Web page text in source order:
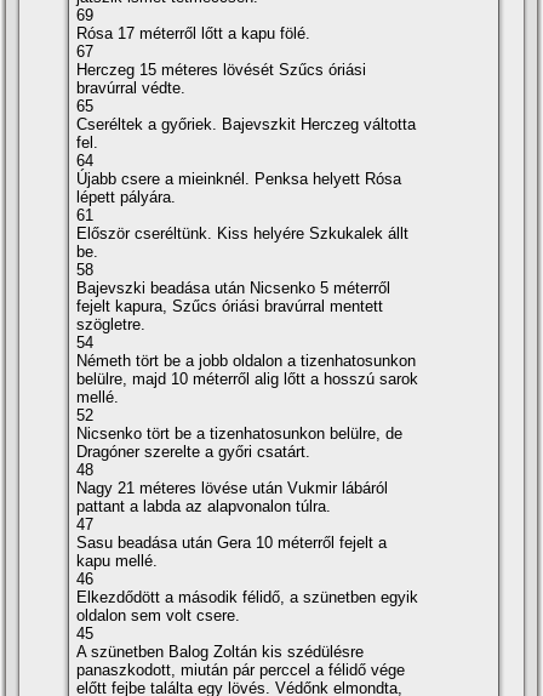
69
Rósa 17 méterről lőtt a kapu fölé.
67
Herczeg 15 méteres lövését Szűcs óriási
bravúrral védte.
65
Cseréltek a győriek. Bajevszkit Herczeg váltotta
fel.
64
Újabb csere a mieinknél. Penksa helyett Rósa
lépett pályára.
61
Először cseréltünk. Kiss helyére Szkukalek állt
be.
58
Bajevszki beadása után Nicsenko 5 méterről
fejelt kapura, Szűcs óriási bravúrral mentett
szögletre.
54
Németh tört be a jobb oldalon a tizenhatosunkon
belülre, majd 10 méterről alig lőtt a hosszú sarok
mellé.
52
Nicsenko tört be a tizenhatosunkon belülre, de
Dragóner szerelte a győri csatárt.
48
Nagy 21 méteres lövése után Vukmir lábáról
pattant a labda az alapvonalon túlra.
47
Sasu beadása után Gera 10 méterről fejelt a
kapu mellé.
46
Elkezdődött a második félidő, a szünetben egyik
oldalon sem volt csere.
45
A szünetben Balog Zoltán kis szédülésre
panaszkodott, miután pár perccel a félidő vége
előtt fejbe találta egy lövés. Védőnk elmondta,